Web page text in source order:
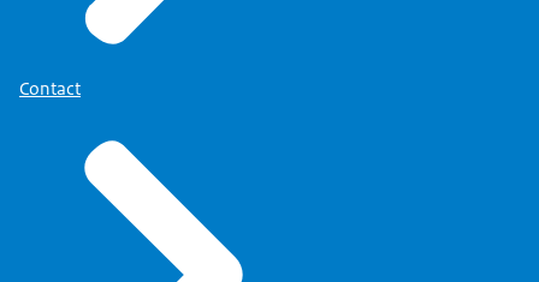
medewerkers. Een secretaresse en drie
ik niemand. Daar verbaasde iedereen
zich over. Je moet toch een staf
hebben. Directies eronder hangen en
dergelijke.
Het ging om de inhoud. Dat zou het
Contact